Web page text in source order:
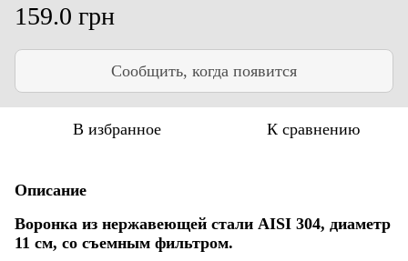
159.0 грн
Сообщить, когда появится
В избранное К сравнению
Описание
Воронка из нержавеющей стали AISI 304, диаметр
11 см, со съемным фильтром.